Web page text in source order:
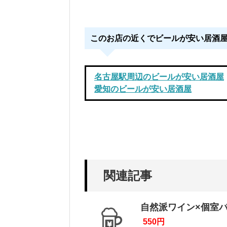
このお店の近くでビールが安い居酒
名古屋駅周辺のビールが安い居酒屋
愛知のビールが安い居酒屋
関連記事
自然派ワイン×個室
550円